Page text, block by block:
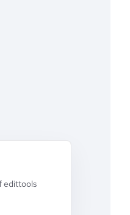
edittools